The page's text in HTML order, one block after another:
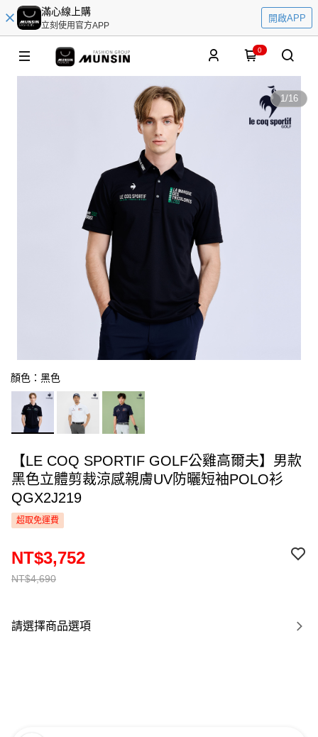
滿心線上購
立刻使用官方APP
開啟APP
0
1/16
顏色：黑色
【LE COQ SPORTIF GOLF公雞高爾夫】男款
黑色立體剪裁涼感親膚UV防曬短袖POLO衫
QGX2J219
超取免運費
NT$4,690
NT$3,752
請選擇商品選項